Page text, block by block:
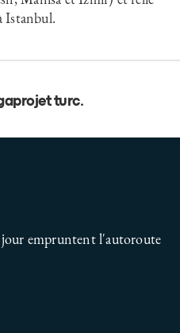
Istanbul.
turc.
jour empruntent l'autoroute